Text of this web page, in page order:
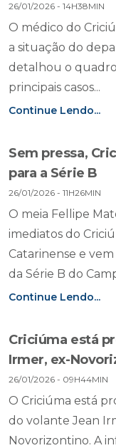
26/01/2026 - 14H38MIN
O médico do
a situação do
detalhou o
principais casos...
Continue Lendo...
Sem pressa,
para a Série B
26/01/2026 - 11H26MIN
O meia Fellipe
imediatos do
Catarinense e
da Série B do
Continue Lendo...
Criciúma está
Irmer, ex-
26/01/2026 - 09H44MIN
O Criciúma está
do volante Jean
Novorizontino. A